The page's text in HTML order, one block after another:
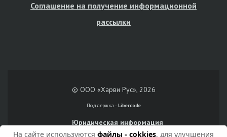
Соглашение на получение информационной
рассылки
© ООО «Харви Рус», 2026
Поддержка - Libercode
Юридическая информация
На сайте используются файлы - cokkies, для улучшения